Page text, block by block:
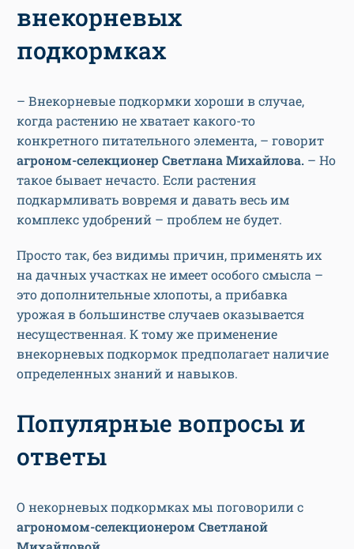
внекорневых
подкормках
– Внекорневые подкормки хороши в случае,
когда растению не хватает какого-то
конкретного питательного элемента, – говорит
агроном-селекционер Светлана Михайлова. – Но
такое бывает нечасто. Если растения
подкармливать вовремя и давать весь им
комплекс удобрений – проблем не будет.
Просто так, без видимы причин, применять их
на дачных участках не имеет особого смысла –
это дополнительные хлопоты, а прибавка
урожая в большинстве случаев оказывается
несущественная. К тому же применение
внекорневых подкормок предполагает наличие
определенных знаний и навыков.
Популярные вопросы и
ответы
О некорневых подкормках мы поговорили с
агрономом-селекционером Светланой